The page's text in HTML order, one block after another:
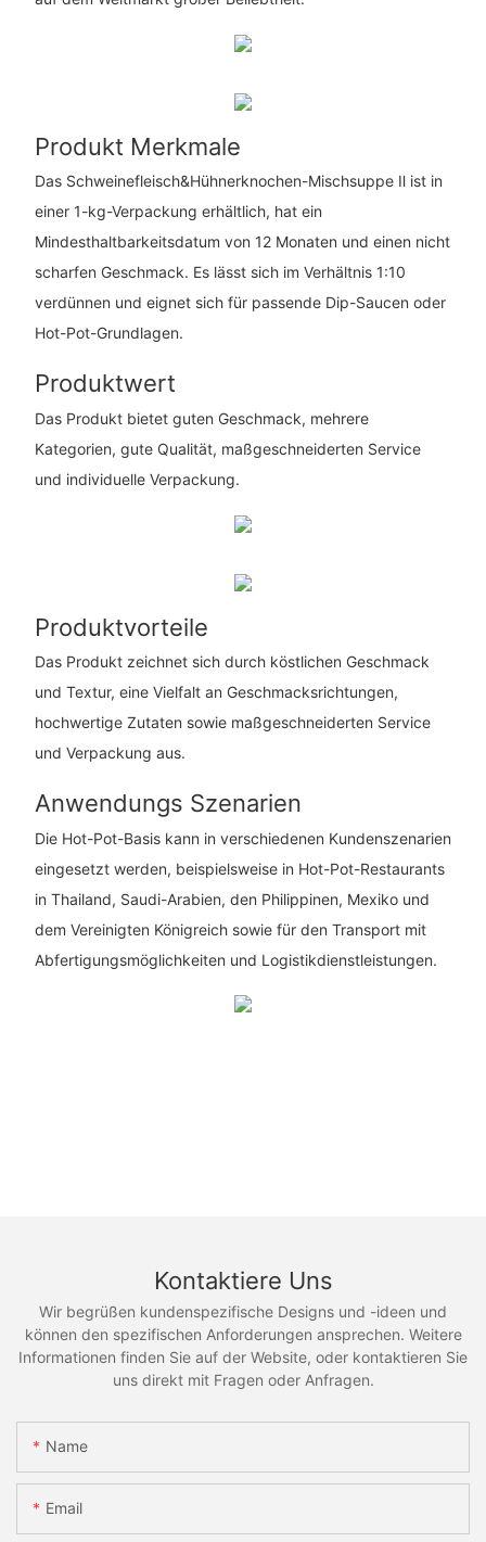
Produkt Merkmale
Das Schweinefleisch&Hühnerknochen-Mischsuppe Ⅱ ist in
einer 1-kg-Verpackung erhältlich, hat ein
Mindesthaltbarkeitsdatum von 12 Monaten und einen nicht
scharfen Geschmack. Es lässt sich im Verhältnis 1:10
verdünnen und eignet sich für passende Dip-Saucen oder
Hot-Pot-Grundlagen.
Produktwert
Das Produkt bietet guten Geschmack, mehrere
Kategorien, gute Qualität, maßgeschneiderten Service
und individuelle Verpackung.
Produktvorteile
Das Produkt zeichnet sich durch köstlichen Geschmack
und Textur, eine Vielfalt an Geschmacksrichtungen,
hochwertige Zutaten sowie maßgeschneiderten Service
und Verpackung aus.
Anwendungs Szenarien
Die Hot-Pot-Basis kann in verschiedenen Kundenszenarien
eingesetzt werden, beispielsweise in Hot-Pot-Restaurants
in Thailand, Saudi-Arabien, den Philippinen, Mexiko und
dem Vereinigten Königreich sowie für den Transport mit
Abfertigungsmöglichkeiten und Logistikdienstleistungen.
Kontaktiere Uns
Wir begrüßen kundenspezifische Designs und -ideen und
können den spezifischen Anforderungen ansprechen. Weitere
Informationen finden Sie auf der Website, oder kontaktieren Sie
uns direkt mit Fragen oder Anfragen.
Name
Email